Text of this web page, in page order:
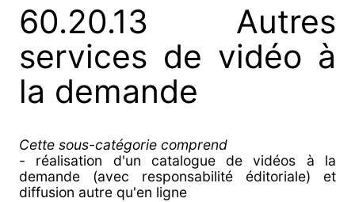
60.20.13 Autres
services de vidéo à
la demande
Cette sous-catégorie comprend
- réalisation d'un catalogue de vidéos à la
demande (avec responsabilité éditoriale) et
diffusion autre qu'en ligne